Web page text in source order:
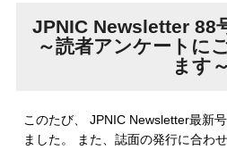
JPNIC Newsletter 88
～読者アンケートに
ます～
このたび、 JPNIC Newsletter最新
ました。 また、誌面の発行に合わ